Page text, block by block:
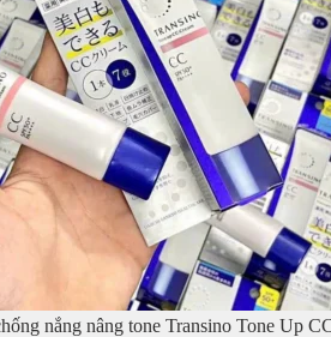
nắng nâng tone Transino Tone Up